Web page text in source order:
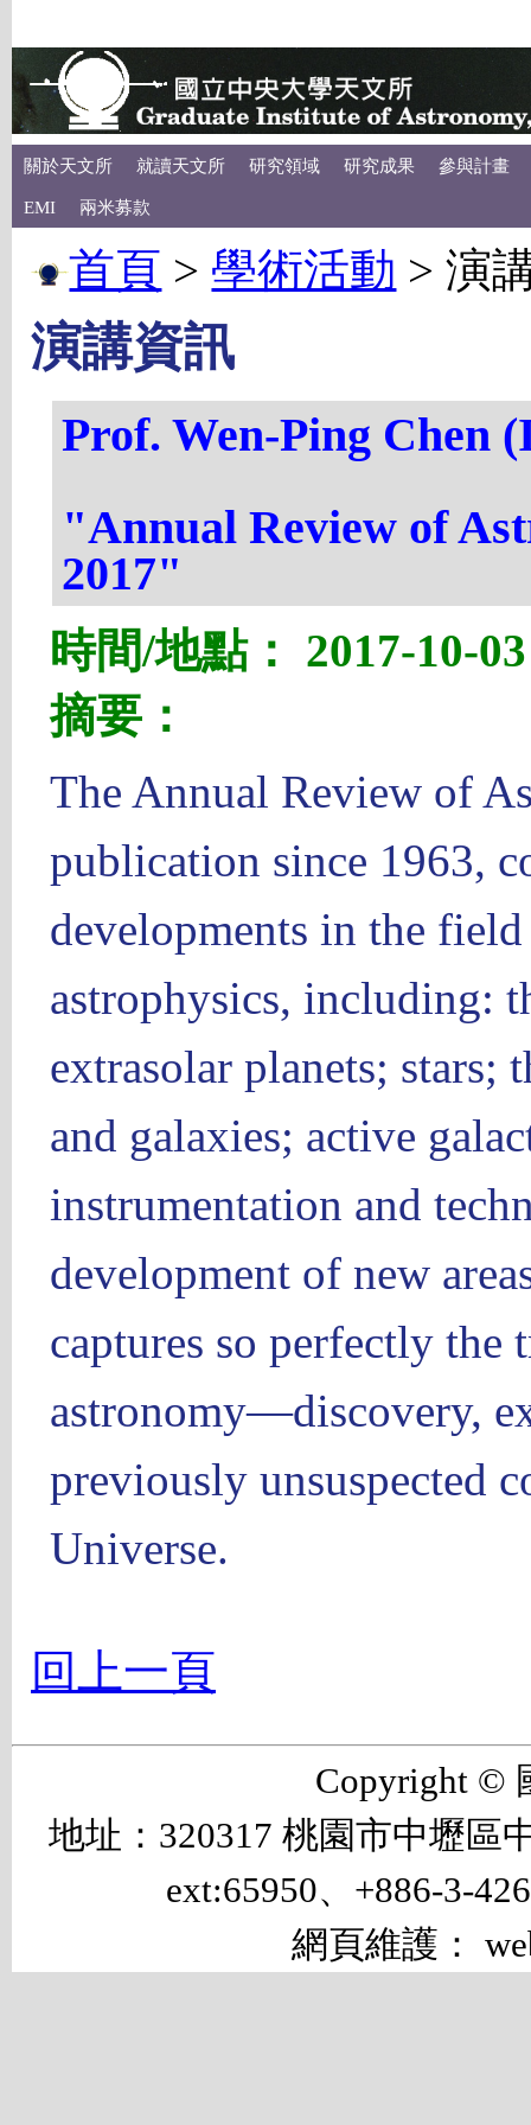
關於天文所 就讀天文所 研究領域 研究成果 參與計畫
EMI 兩米募款
首頁 > 學術活動 >演
演講資訊
Prof. Wen-Ping Chen
"Annual Review of
2017"
時間/地點： 2017-10-
摘要：
The Annual Review of
publication since 1963,
developments in the
astrophysics, including:
extrasolar planets; stars;
and galaxies; active
instrumentation and
development of new
captures so perfectly the
astronomy—discovery,
previously unsuspected
Universe.
回上一頁
Copyright ©
地址：320317 桃園市中壢區
ext:65950、+886-3-
網頁維護：